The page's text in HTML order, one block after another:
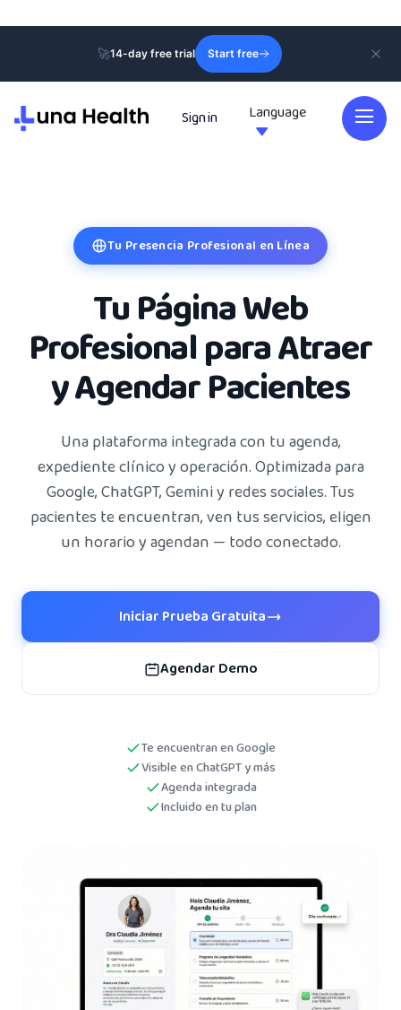
🚀14-day free trial Start free
Sign in Language

Tu Presencia Profesional en Línea
Tu Página Web
Profesional para Atraer
y Agendar Pacientes
Una plataforma integrada con tu agenda,
expediente clínico y operación. Optimizada para
Google, ChatGPT, Gemini y redes sociales. Tus
pacientes te encuentran, ven tus servicios, eligen
un horario y agendan — todo conectado.
Iniciar Prueba Gratuita
Agendar Demo
Te encuentran en Google
Visible en ChatGPT y más
Agenda integrada
Incluido en tu plan